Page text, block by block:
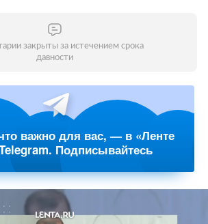
закрыты за истечением срока
давности
важно для вас, — в «Ленте
Подписывайтесь